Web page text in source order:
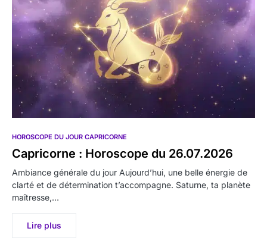
HOROSCOPE DU JOUR CAPRICORNE
Capricorne : Horoscope du 26.07.2026
Ambiance générale du jour Aujourd’hui, une belle énergie de
clarté et de détermination t’accompagne. Saturne, ta planète
maîtresse,…
Lire plus